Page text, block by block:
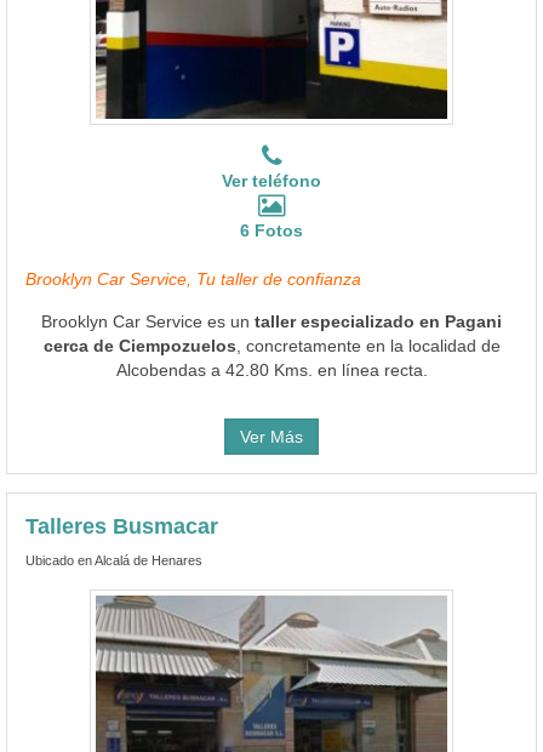
Ver teléfono
6 Fotos
Brooklyn Car Service, Tu taller de confianza
Brooklyn Car Service es un taller especializado en Pagani
cerca de Ciempozuelos , concretamente en la localidad de
Alcobendas a 42.80 Kms. en línea recta.
Ver Más
Talleres Busmacar
Ubicado en Alcalá de Henares